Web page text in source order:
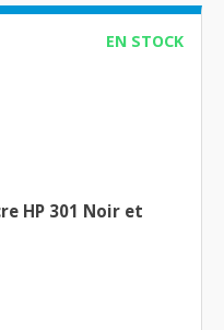
EN STOCK
HP 301 Noir et